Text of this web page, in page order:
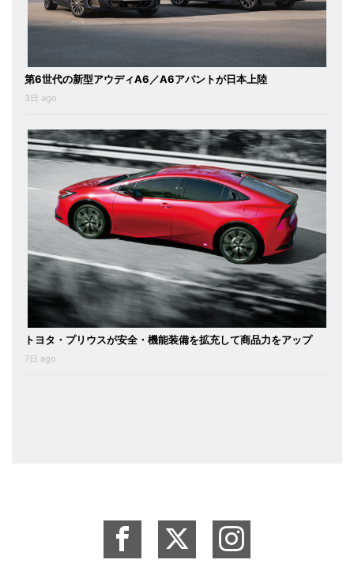
第6世代の新型アウディA6／A6アバントが日本上陸
3日 ago
トヨタ・プリウスが安全・機能装備を拡充して商品力をアップ
7日 ago